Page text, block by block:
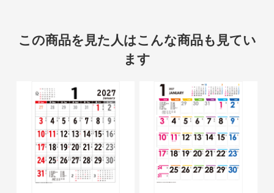
この商品を見た人はこんな商品も見てい
ます